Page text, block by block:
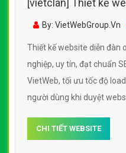
[vietclan] Thiết kế
đẹp, chuyên nghiệp
By: VietWebGroup.Vn
Thiết kế website diễn đàn
nghiệp, uy tín, đạt chuẩn
VietWeb, tối ưu tốc độ
người dùng khi duyệt
CHI TIẾT WEBSITE